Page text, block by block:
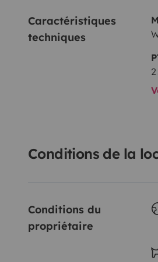
Caractéristiques
techniques
Conditions de la
Conditions du
propriétaire